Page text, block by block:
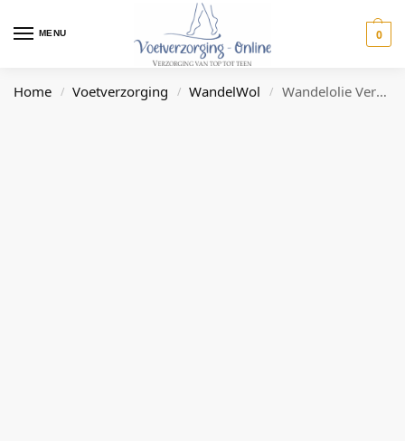
MENU 0
Home / Voetverzorging / WandelWol / Wandelolie Verkoelend 150ml – Kalmeer en ontspan vermoeide spieren